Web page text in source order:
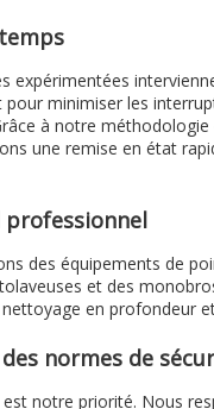
expérimentées
pour minimiser les
à notre méthodologie
une remise en état
professionnel
des équipements de
et des
en profondeur
normes de
est notre priorité. Nous